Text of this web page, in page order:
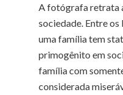
A fotógrafa retrata
sociedade. Entre os
uma família tem
primogênito em
família com
considerada